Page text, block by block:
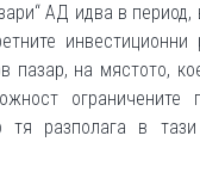
АД идва в
пазар, на мястото,
тя разполага в